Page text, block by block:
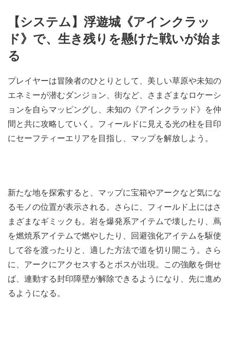
【システム】浮遊城《アインクラッ
ド》で、生き残りを懸けた戦いが始ま
る
プレイヤーは冒険者のひとりとして、美しい草原や未知の
エネミーが潜むダンジョン、街など、さまざまなロケーシ
ョンを自らマッピングし、未知の《アインクラッド》を仲
間と共に攻略していく。フィールドに見える光の柱を目印
にセーフティーエリアを目指し、マップを解放しよう。
新たな地を探索すると、マップに宝箱やアークなど気にな
るモノの位置が表示される。さらに、フィールド上にはさ
まざまなギミックも。岩を爆発系アイテムで壊したり、蔦
を燃焼系アイテムで燃やしたり、回避強化アイテムを駆使
して谷を渡ったりと、適した方法で道を切り開こう。さら
に、アークにアクセスするとボスが出現。この強敵を倒せ
ば、連動する封印障壁が解除できるようになり、先に進め
るようになる。